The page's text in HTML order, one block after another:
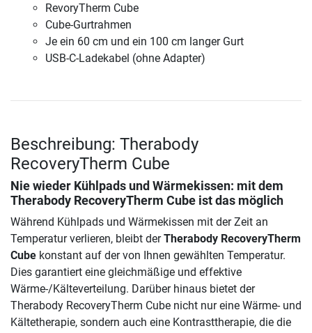
RevoryTherm Cube
Cube-Gurtrahmen
Je ein 60 cm und ein 100 cm langer Gurt
USB-C-Ladekabel (ohne Adapter)
Beschreibung: Therabody
RecoveryTherm Cube
Nie wieder Kühlpads und Wärmekissen: mit dem
Therabody RecoveryTherm Cube ist das möglich
Während Kühlpads und Wärmekissen mit der Zeit an
Temperatur verlieren, bleibt derTherabody RecoveryTherm
Cube konstant auf der von Ihnen gewählten Temperatur.
Dies garantiert eine gleichmäßige und effektive
Wärme-/Kälteverteilung. Darüber hinaus bietet der
Therabody RecoveryTherm Cube nicht nur eine Wärme- und
Kältetherapie, sondern auch eine Kontrasttherapie, die die